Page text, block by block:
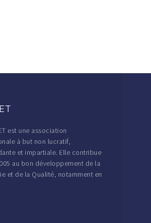
est une association
à but non lucratif,
et impartiale. Elle contribue
au bon développement de la
et de la Qualité, notamment en